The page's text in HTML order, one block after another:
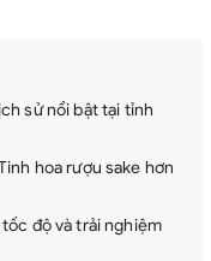
sử nổi bật tại tỉnh
hoa rượu sake hơn
tốc độ và trải nghiệm